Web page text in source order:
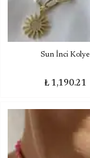
Sun İnci Kolye
₺ 1,190.21